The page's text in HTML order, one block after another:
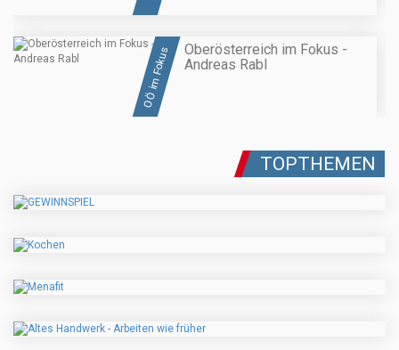
OÖ im Fokus
Oberösterreich im Fokus -
Andreas Rabl
TOPTHEMEN